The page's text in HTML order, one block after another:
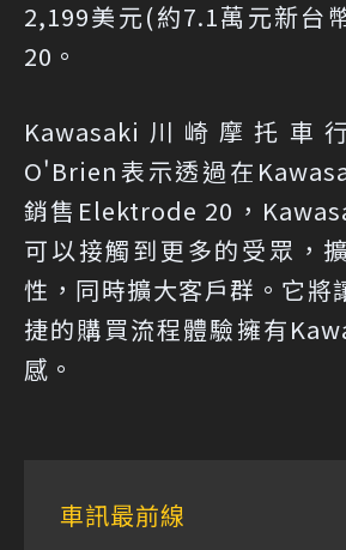
2,199美元(約7.1萬元新台
20。
Kawasaki川崎摩托車
O'Brien表示透過在
銷售Elektrode 20，
可以接觸到更多的受眾，
性，同時擴大客戶群。它將
捷的購買流程體驗擁有
感。
車訊最前線